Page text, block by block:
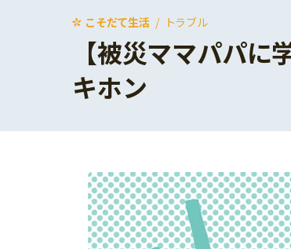
年齢から探す
小学1年生
小学2年生
小学3年生
小学4年生
小学5年生
小学6年生
イベント
ニュース
そだち＆まなび
ワーク・ドリル
こそだて生活
こそだて生活 トラブル
【被災ママパパ
キホン